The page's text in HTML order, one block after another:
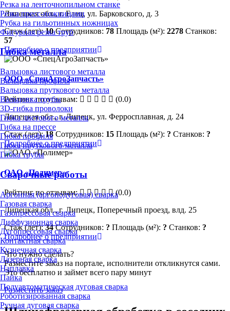
Резка на ленточнопильном станке
Резка пресс-ножницами
Рубка на гильотинных ножницах
Фигурная резка труб
Гибка металла
Вальцовка листового металла
Вальцовка профиля
Вальцовка пруткового металла
Вальцовка трубы
3D-гибка проволоки
Гибка листового металла
Гибка на прессе
Гибка профиля
Гибка пруткового металла
Гибка трубы
Сварочные работы
Аргонная (аргонодуговая) сварка
Газовая сварка
Газопрессовая сварка
Диффузионная сварка
Дугопрессовая сварка
Контактная сварка
Кузнечная сварка
Лазерная сварка
Наплавка
Пайка
Полуавтоматическая дуговая сварка
Роботизированная сварка
Ручная дуговая сварка
Липецкая обл., г. Елец, ул. Барковского, д. 3
Стаж (лет):10 Сотрудников: 78 Площадь (м²): 2278 Станков:
57
Подробнее о предприятии
ООО «СпецАгроЗапчасть»
Рейтинг по отзывам:
(0.0)
Липецкая обл., г. Липецк, ул. Ферросплавная, д. 24
Стаж (лет):18 Сотрудников: 15 Площадь (м²): ? Станков: ?
Подробнее о предприятии
ОAО «Полимер»
Рейтинг по отзывам:
(0.0)
Липецкая обл., г. Липецк, Поперечный проезд, влд. 25
Стаж (лет):34 Сотрудников: ? Площадь (м²): ? Станков: ?
Подробнее о предприятии
Что нужно сделать?
Разместите заказ на портале, исполнители откликнутся сами.
Это бесплатно и займет всего пару минут
Разместить заказ